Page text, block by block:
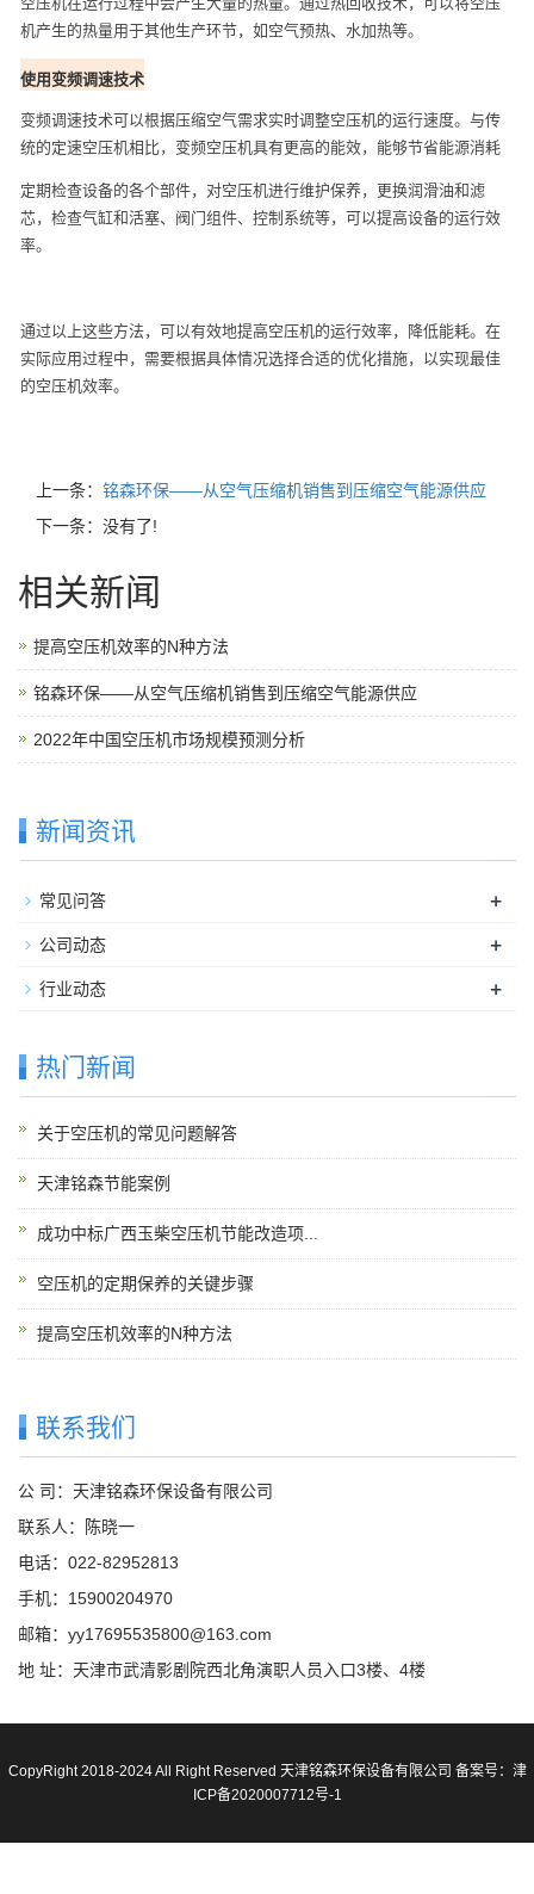
机产生的热量用于其他生产环节，如空气预热、水加热等。
使用变频调速技术
变频调速技术可以根据压缩空气需求实时调整空压机的运行速度。与传
统的定速空压机相比，变频空压机具有更高的能效，能够节省能源消耗
定期检查设备的各个部件，对空压机进行维护保养，更换润滑油和滤
芯，检查气缸和活塞、阀门组件、控制系统等，可以提高设备的运行效
率。
通过以上这些方法，可以有效地提高空压机的运行效率，降低能耗。在
实际应用过程中，需要根据具体情况选择合适的优化措施，以实现最佳
的空压机效率。
上一条： 铭森环保——从空气压缩机销售到压缩空气能源供应
下一条：没有了!
相关新闻
提高空压机效率的N种方法
铭森环保——从空气压缩机销售到压缩空气能源供应
2022年中国空压机市场规模预测分析
新闻资讯
常见问答 +
公司动态 +
行业动态 +
热门新闻
关于空压机的常见问题解答
天津铭森节能案例
成功中标广西玉柴空压机节能改造项...
空压机的定期保养的关键步骤
提高空压机效率的N种方法
联系我们
公 司：天津铭森环保设备有限公司
联系人：陈晓一
电话：022-82952813
手机：15900204970
邮箱：yy17695535800@163.com
地 址：天津市武清影剧院西北角演职人员入口3楼、4楼
CopyRight 2018-2024 All Right Reserved 天津铭森环保设备有限公司 备案号： 津
ICP备2020007712号-1